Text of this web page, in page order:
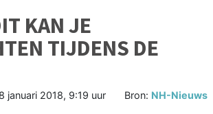
KAN JE
TIJDENS DE
januari 2018, 9:19 uur Bron: NH-Nieuws